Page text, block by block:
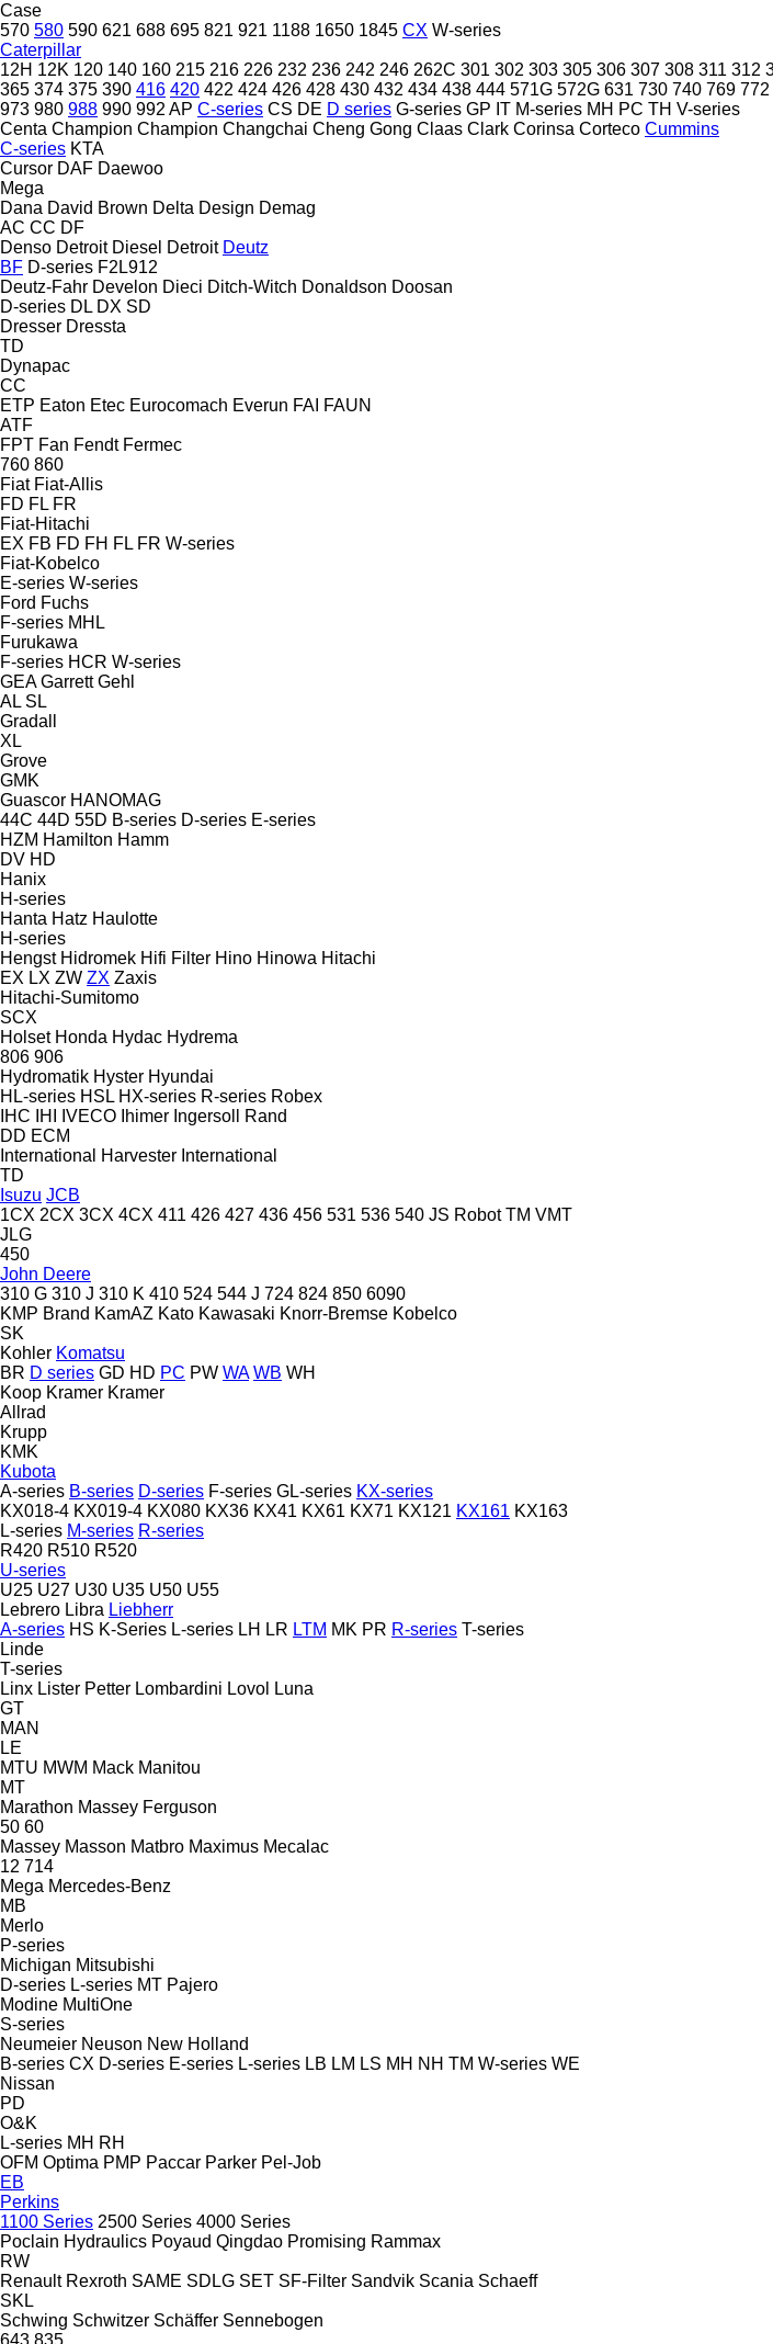
Case
570 580 590 621 688 695 821 921 1188 1650 1845 CX W-series
Caterpillar
12H 12K 120 140 160 215 216 226 232 236 242 246 262C 301 302 303 305 306 307 308 311 312
365 374 375 390 416 420 422 424 426 428 430 432 434 438 444 571G 572G 631 730 740 769 772
973 980 988 990 992 AP C-series CS DE D series G-series GP IT M-series MH PC TH V-series
Centa Champion Champion Changchai Cheng Gong Claas Clark Corinsa Corteco Cummins
C-series KTA
Cursor DAF Daewoo
Mega
Dana David Brown Delta Design Demag
AC CC DF
Denso Detroit Diesel Detroit Deutz
BF D-series F2L912
Deutz-Fahr Develon Dieci Ditch-Witch Donaldson Doosan
D-series DL DX SD
Dresser Dressta
TD
Dynapac
CC
ETP Eaton Etec Eurocomach Everun FAI FAUN
ATF
FPT Fan Fendt Fermec
760 860
Fiat Fiat-Allis
FD FL FR
Fiat-Hitachi
EX FB FD FH FL FR W-series
Fiat-Kobelco
E-series W-series
Ford Fuchs
F-series MHL
Furukawa
F-series HCR W-series
GEA Garrett Gehl
AL SL
Gradall
XL
Grove
GMK
Guascor HANOMAG
44C 44D 55D B-series D-series E-series
HZM Hamilton Hamm
DV HD
Hanix
H-series
Hanta Hatz Haulotte
H-series
Hengst Hidromek Hifi Filter Hino Hinowa Hitachi
EX LX ZW ZX Zaxis
Hitachi-Sumitomo
SCX
Holset Honda Hydac Hydrema
806 906
Hydromatik Hyster Hyundai
HL-series HSL HX-series R-series Robex
IHC
IHI IVECO Ihimer Ingersoll Rand
DD ECM
International Harvester International
TD
Isuzu JCB
1CX 2CX 3CX 4CX 411 426 427 436 456 531 536 540 JS Robot TM VMT
JLG
450
John Deere
310 G 310 J 310 K 410 524 544 J 724 824 850 6090
KMP Brand KamAZ Kato Kawasaki Knorr-Bremse Kobelco
SK
Kohler Komatsu
BR D series GD HD PC PW WA WB WH
Koop Kramer Kramer
Allrad
Krupp
KMK
Kubota
A-series B-series D-series F-series GL-series KX-series
KX018-4 KX019-4 KX080 KX36 KX41 KX61 KX71 KX121 KX161 KX163
L-series M-series R-series
R420 R510 R520
U-series
U25 U27 U30 U35 U50 U55
Lebrero Libra Liebherr
A-series HS K-Series L-series LH LR LTM MK PR R-series T-series
Linde
T-series
Linx Lister Petter Lombardini Lovol
Luna
GT
MAN
LE
MTU MWM Mack Manitou
MT
Marathon Massey Ferguson
50 60
Massey Masson Matbro Maximus Mecalac
12 714
Mega Mercedes-Benz
MB
Merlo
P-series
Michigan Mitsubishi
D-series L-series MT Pajero
Modine MultiOne
S-series
Neumeier Neuson New Holland
B-series CX D-series E-series L-series LB LM LS MH NH TM W-series WE
Nissan
PD
O&K
L-series MH RH
OFM Optima PMP Paccar Parker Pel-Job
EB
Perkins
1100 Series 2500 Series 4000 Series
Poclain Hydraulics Poyaud Qingdao Promising Rammax
RW
Renault Rexroth SAME SDLG SET SF-Filter Sandvik Scania Schaeff
SKL
Schwing Schwitzer Schäffer Sennebogen
643 835